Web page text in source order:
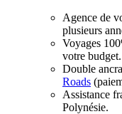
Agence de
plusieurs
Voyages
votre budget.
Double
Roads
Assistance
Polynésie.